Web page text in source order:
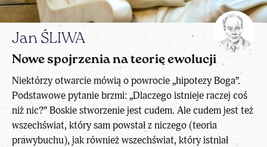
Jan ŚLIWA
Nowe spojrzenia na teorię ewolucji
Niektórzy otwarcie mówią o powrocie „hipotezy Boga”.
Podstawowe pytanie brzmi: „Dlaczego istnieje raczej coś
niż nic?” Boskie stworzenie jest cudem. Ale cudem jest też
wszechświat, który sam powstał z niczego (teoria
prawybuchu), jak również wszechświat, który istniał